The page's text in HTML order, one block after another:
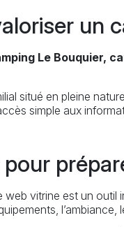
un
Le Bouquier,
situé en pleine
simple aux
web vitrine est un outil